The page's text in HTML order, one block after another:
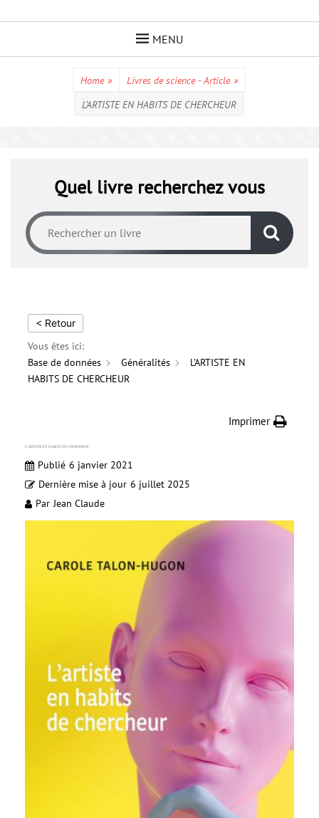
MENU
Home » Livres de science - Article »
L’ARTISTE EN HABITS DE CHERCHEUR
Quel livre recherchez vous
< Retour
Vous êtes ici:
Base de données
Généralités
L’ARTISTE EN
HABITS DE CHERCHEUR
Imprimer
L’ARTISTE EN HABITS DE CHERCHEUR
Publié 6 janvier 2021
Dernière mise à jour 6 juillet 2025
Par Jean Claude